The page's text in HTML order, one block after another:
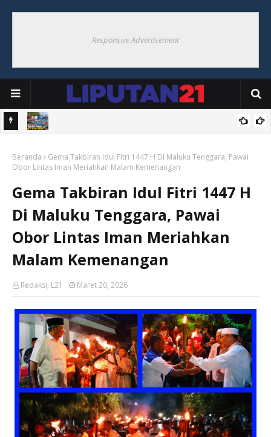
Responsive Advertisement
Weduar, Semarakkan HUT ke-81 RI
Beranda
Gema Takbiran Idul Fitri 1447 H Di Maluku Tenggara, Pawai
Obor Lintas Iman Meriahkan Malam Kemenangan
Gema Takbiran Idul Fitri 1447 H
Di Maluku Tenggara, Pawai
Obor Lintas Iman Meriahkan
Malam Kemenangan
Redaksi, L21 Maret 20, 2026